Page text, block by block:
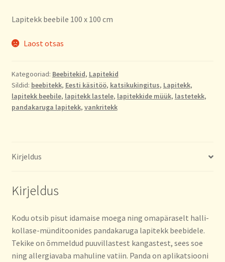
Lapitekk beebile 100 x 100 cm
Laost otsas
Kategooriad: Beebitekid, Lapitekid
Sildid: beebitekk, Eesti käsitöö, katsikukingitus, Lapitekk,
lapitekk beebile, lapitekk lastele, lapitekkide müük, lastetekk,
pandakaruga lapitekk, vankritekk
Kirjeldus
Kirjeldus
Kodu otsib pisut idamaise moega ning omapäraselt halli-
kollase-münditoonides pandakaruga lapitekk beebidele.
Tekike on õmmeldud puuvillastest kangastest, sees soe
ning allergiavaba mahuline vatiin. Panda on aplikatsiooni